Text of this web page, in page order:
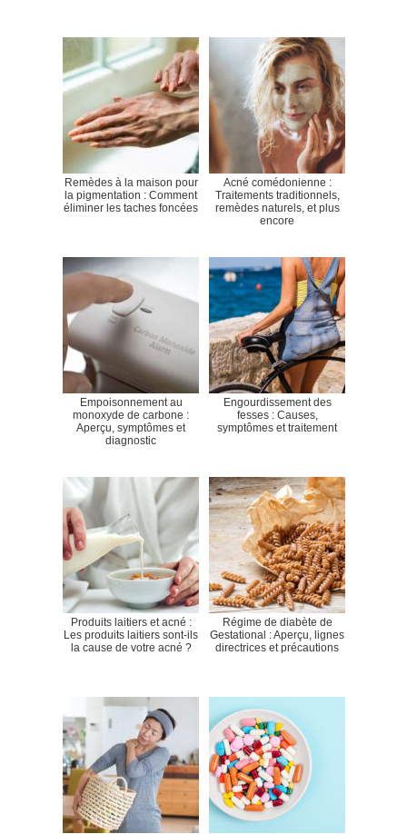
Remèdes à la maison pour
la pigmentation : Comment
éliminer les taches foncées
Acné comédonienne :
Traitements traditionnels,
remèdes naturels, et plus
encore
Empoisonnement au
monoxyde de carbone :
Aperçu, symptômes et
diagnostic
Engourdissement des
fesses : Causes,
symptômes et traitement
Produits laitiers et acné :
Les produits laitiers sont-ils
la cause de votre acné ?
Régime de diabète de
Gestational : Aperçu, lignes
directrices et précautions